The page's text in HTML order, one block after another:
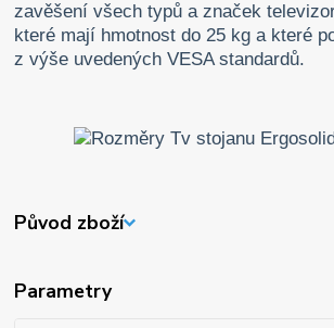
zavěšení všech typů a značek
které mají hmotnost do 25 kg a které
z výše uvedených VESA standardů.
Původ zboží
Parametry